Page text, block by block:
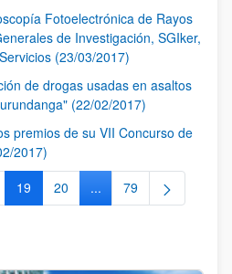
Fotoelectrónica de Rayos
de Investigación, SGIker,
(23/03/2017)
de drogas usadas en asaltos
(22/02/2017)
premios de su VII Concurso de
2017)
Use TAB para desplazarse.
Página
19 Página
20 ...Páginas intermedias
Página
79